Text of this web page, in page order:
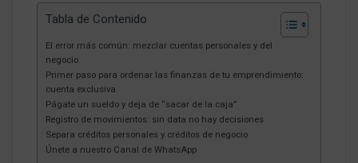
Tabla de Contenido
El error más común: mezclar cuentas personales y del
negocio
Primer paso para ordenar las finanzas de tu emprendimiento:
cuenta exclusiva
Págate un sueldo y deja de “sacar de la caja”
Registro de movimientos: sin data no hay decisiones
Separa créditos personales y créditos de negocio
Únete a nuestro Canal de WhatsApp